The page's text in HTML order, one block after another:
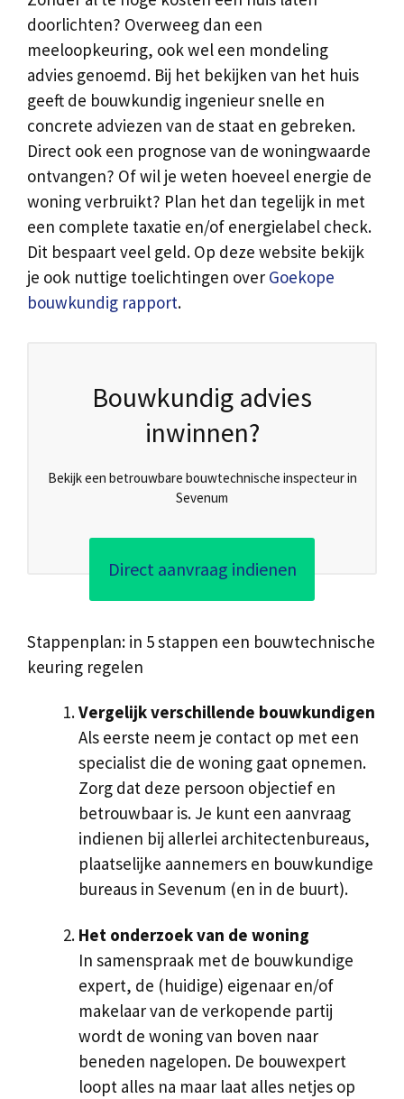
doorlichten? Overweeg dan een
meeloopkeuring, ook wel een mondeling
advies genoemd. Bij het bekijken van het huis
geeft de bouwkundig ingenieur snelle en
concrete adviezen van de staat en gebreken.
Direct ook een prognose van de woningwaarde
ontvangen? Of wil je weten hoeveel energie de
woning verbruikt? Plan het dan tegelijk in met
een complete taxatie en/of energielabel check.
Dit bespaart veel geld. Op deze website bekijk
je ook nuttige toelichtingen over Goekope
bouwkundig rapport.
Bouwkundig advies
inwinnen?
Bekijk een betrouwbare bouwtechnische inspecteur in
Sevenum
Direct aanvraag indienen
Stappenplan: in 5 stappen een bouwtechnische
keuring regelen
Vergelijk verschillende bouwkundigen
Als eerste neem je contact op met een
specialist die de woning gaat opnemen.
Zorg dat deze persoon objectief en
betrouwbaar is. Je kunt een aanvraag
indienen bij allerlei architectenbureaus,
plaatselijke aannemers en bouwkundige
bureaus in Sevenum (en in de buurt).
Het onderzoek van de woning
In samenspraak met de bouwkundige
expert, de (huidige) eigenaar en/of
makelaar van de verkopende partij
wordt de woning van boven naar
beneden nagelopen. De bouwexpert
loopt alles na maar laat alles netjes op